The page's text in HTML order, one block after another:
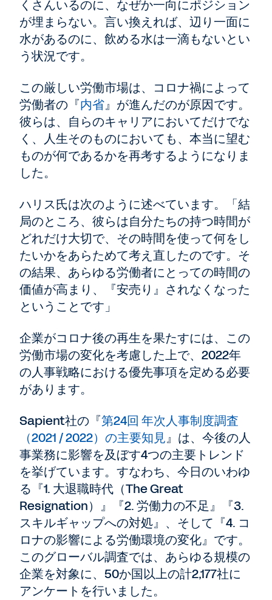
くさんいるのに、なぜか一向にポジション
が埋まらない。言い換えれば、辺り一面に
水があるのに、飲める水は一滴もないとい
う状況です。
この厳しい労働市場は、コロナ禍によって
労働者の『内省』が進んだのが原因です。
彼らは、自らのキャリアにおいてだけでな
く、人生そのものにおいても、本当に望む
ものが何であるかを再考するようになりま
した。
ハリス氏は次のように述べています。「結
局のところ、彼らは自分たちの持つ時間が
どれだけ大切で、その時間を使って何をし
たいかをあらためて考え直したのです。そ
の結果、あらゆる労働者にとっての時間の
価値が高まり、『安売り』されなくなった
ということです」
企業がコロナ後の再生を果たすには、この
労働市場の変化を考慮した上で、2022年
の人事戦略における優先事項を定める必要
があります。
Sapient社の『第24回 年次人事制度調査
（2021 / 2022）の主要知見』は、今後の人
事業務に影響を及ぼす4つの主要トレンド
を挙げています。すなわち、今日のいわゆ
る『1. 大退職時代（The Great
Resignation）』『2. 労働力の不足』『3.
スキルギャップへの対処』、そして『4. コ
ロナの影響による労働環境の変化』です。
このグローバル調査では、あらゆる規模の
企業を対象に、50か国以上の計2,177社に
アンケートを行いました。